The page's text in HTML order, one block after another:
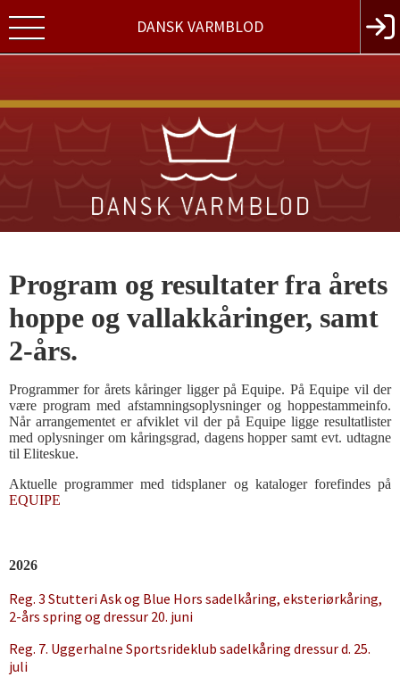
DANSK VARMBLOD
Program og resultater fra årets
hoppe og vallakkåringer, samt
2-års.
Programmer for årets kåringer ligger på Equipe. På Equipe vil der
være program med afstamningsoplysninger og hoppestammeinfo.
Når arrangementet er afviklet vil der på Equipe ligge resultatlister
med oplysninger om kåringsgrad, dagens hopper samt evt. udtagne
til Eliteskue.
Aktuelle programmer med tidsplaner og kataloger forefindes på
EQUIPE
2026
Reg. 3 Stutteri Ask og Blue Hors sadelkåring, eksteriørkåring,
2-års spring og dressur 20. juni
Reg. 7. Uggerhalne Sportsrideklub sadelkåring dressur d. 25.
juli